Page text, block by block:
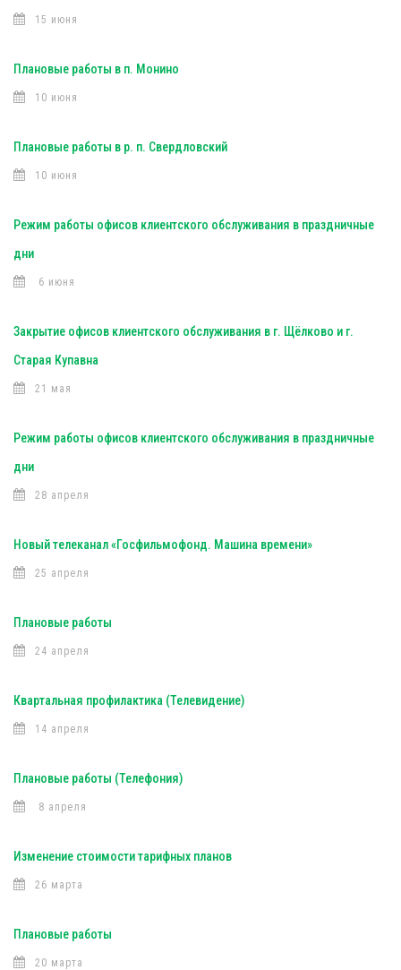
15 июня
Плановые работы в п. Монино
10 июня
Плановые работы в р. п. Свердловский
10 июня
Режим работы офисов клиентского обслуживания в праздничные
дни
6 июня
Закрытие офисов клиентского обслуживания в г. Щёлково и г.
Старая Купавна
21 мая
Режим работы офисов клиентского обслуживания в праздничные
дни
28 апреля
Новый телеканал «Госфильмофонд. Машина времени»
25 апреля
Плановые работы
24 апреля
Квартальная профилактика (Телевидение)
14 апреля
Плановые работы (Телефония)
8 апреля
Изменение стоимости тарифных планов
26 марта
Плановые работы
20 марта